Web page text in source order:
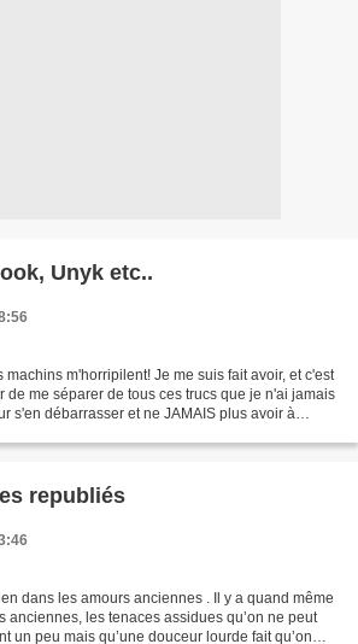
Unyk etc..
machins m'horripilent! Je me suis fait avoir, et c'est
de me séparer de tous ces trucs que je n'ai jamais
s'en débarrasser et ne JAMAIS plus avoir à
republiés
dans les amours anciennes . Il y a quand même
anciennes, les tenaces assidues qu’on ne peut
un peu mais qu’une douceur lourde fait qu’on